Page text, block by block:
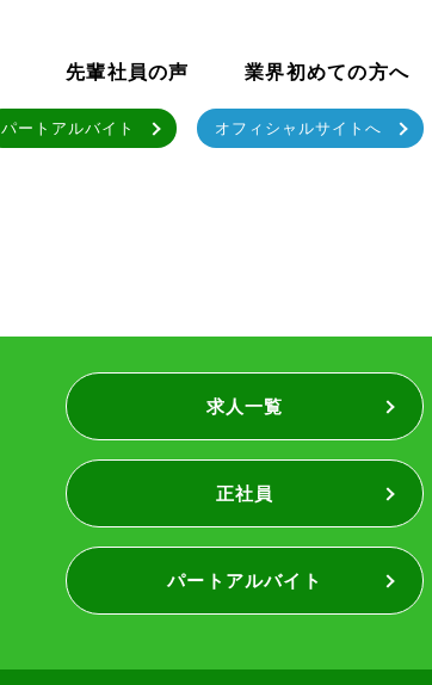
先輩社員の声 業界初めての方へ
パートアルバイト オフィシャルサイトへ
求人一覧
正社員
パートアルバイト